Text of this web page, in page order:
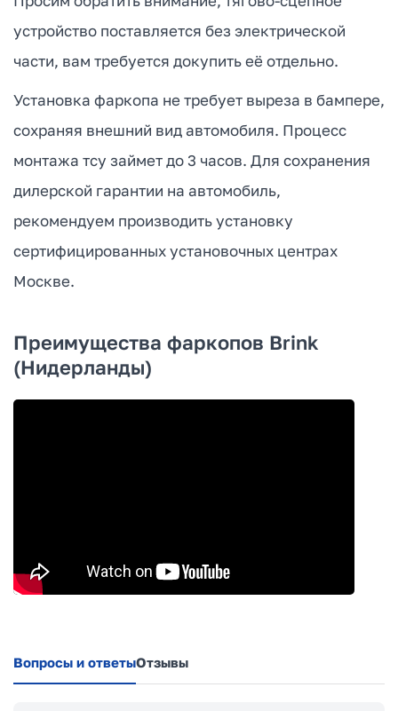
устройство поставляется без электрической
части, вам требуется докупить её отдельно.
Установка фаркопа не требует выреза в бампере,
сохраняя внешний вид автомобиля. Процесс
монтажа тсу займет до 3 часов. Для сохранения
дилерской гарантии на автомобиль,
рекомендуем производить установку
сертифицированных установочных центрах
Москве.
Преимущества фаркопов Brink
(Нидерланды)
Вопросы и ответыОтзывы